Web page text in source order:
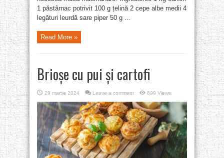
1 păstârnac potrivit 100 g țelină 2 cepe albe medii 4
legături leurdă sare piper 50 g ...
Read More »
Brioșe cu pui și cartofi
29 martie 2024 Leave a comment 899 Views